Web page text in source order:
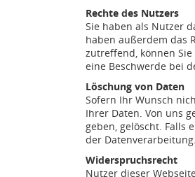
Rechte des Nutzers
Sie haben als Nutzer
haben außerdem das
zutreffend, können
eine Beschwerde bei
Löschung von Daten
Sofern Ihr Wunsch
Ihrer Daten. Von uns
geben, gelöscht. Falls
der
Widerspruchsrecht
Nutzer dieser